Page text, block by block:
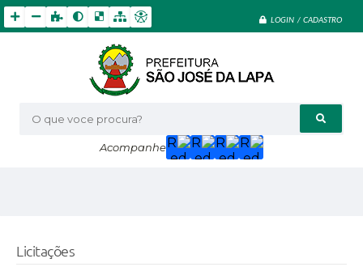
LOGIN / CADASTRO
O que voce procura?
Acompanhe
Licitações